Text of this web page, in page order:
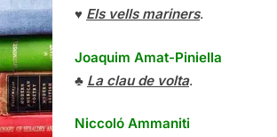
♥ Els vells mariners.
Joaquim Amat-Piniella
♣ La clau de volta.
Niccoló Ammaniti